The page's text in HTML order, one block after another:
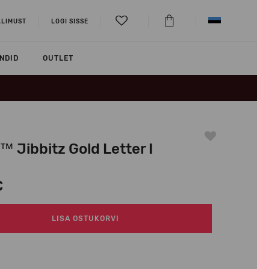
LOGI SISSE
OUTLET
Jibbitz Gold Letter I
LISA OSTUKORVI